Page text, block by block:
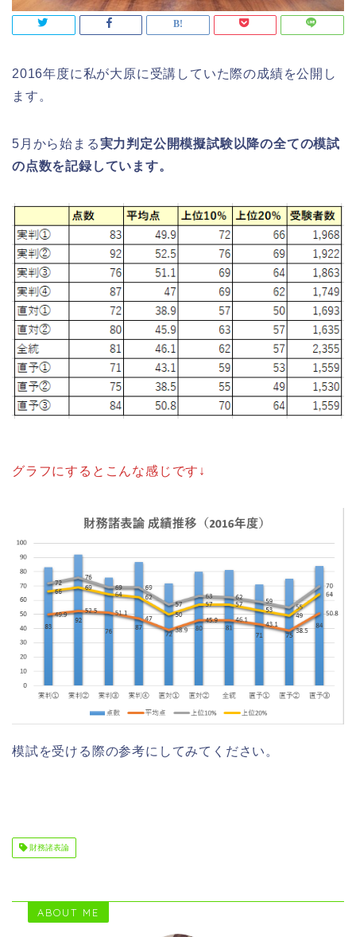
2016年度に私が大原に受講していた際の成績を公開し
ます。
5月から始まる実力判定公開模擬試験以降の全ての模試
の点数を記録しています。
グラフにするとこんな感じです↓
模試を受ける際の参考にしてみてください。
財務諸表論
ABOUT ME